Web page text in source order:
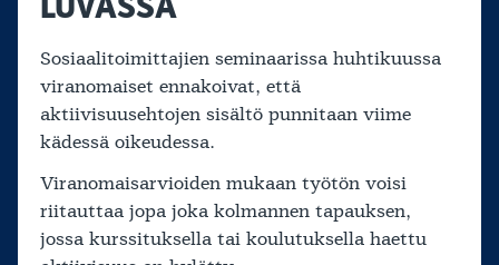
Sosiaalitoimittajien seminaarissa huhtikuussa
viranomaiset ennakoivat, että
aktiivisuusehtojen sisältö punnitaan viime
kädessä oikeudessa.
Viranomaisarvioiden mukaan työtön voisi
riitauttaa jopa joka kolmannen tapauksen,
jossa kurssituksella tai koulutuksella haettu